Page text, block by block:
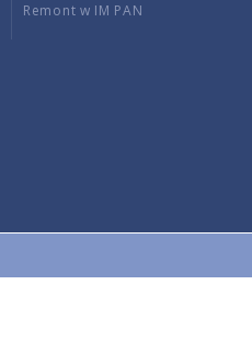
Remont w IM PAN